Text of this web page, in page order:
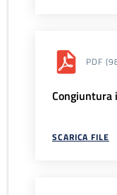
PDF
SCARICA FILE